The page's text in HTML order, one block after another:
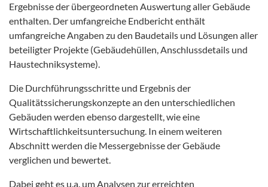
Ergebnisse der übergeordneten Auswertung aller Gebäude
enthalten. Der umfangreiche Endbericht enthält
umfangreiche Angaben zu den Baudetails und Lösungen aller
beteiligter Projekte (Gebäudehüllen, Anschlussdetails und
Haustechniksysteme).
Die Durchführungsschritte und Ergebnis der
Qualitätssicherungskonzepte an den unterschiedlichen
Gebäuden werden ebenso dargestellt, wie eine
Wirtschaftlichkeitsuntersuchung. In einem weiteren
Abschnitt werden die Messergebnisse der Gebäude
verglichen und bewertet.
Dabei geht es u.a. um Analysen zur erreichten